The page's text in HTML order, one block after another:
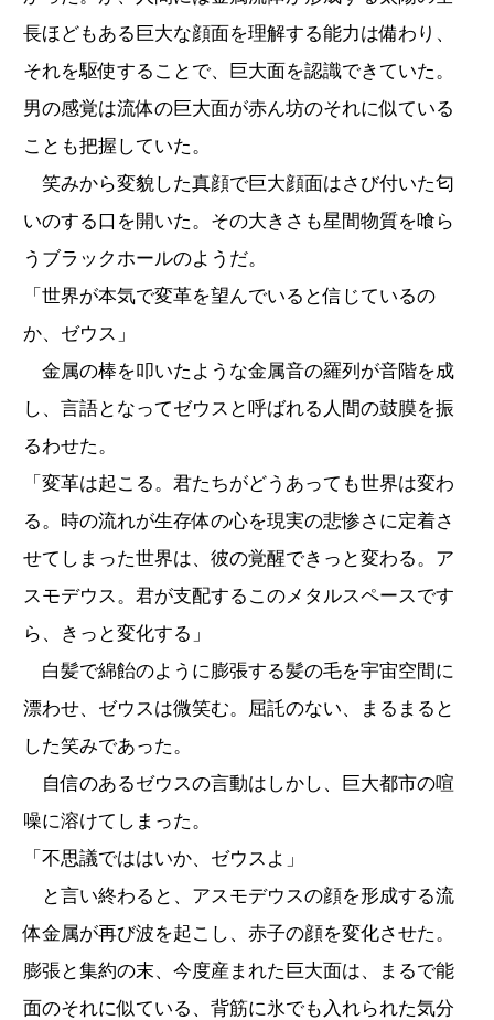
長ほどもある巨大な顔面を理解する能力は備わり、
それを駆使することで、巨大面を認識できていた。
男の感覚は流体の巨大面が赤ん坊のそれに似ている
ことも把握していた。
笑みから変貌した真顔で巨大顔面はさび付いた匂
いのする口を開いた。その大きさも星間物質を喰ら
うブラックホールのようだ。
「世界が本気で変革を望んでいると信じているの
か、ゼウス」
金属の棒を叩いたような金属音の羅列が音階を成
し、言語となってゼウスと呼ばれる人間の鼓膜を振
るわせた。
「変革は起こる。君たちがどうあっても世界は変わ
る。時の流れが生存体の心を現実の悲惨さに定着さ
せてしまった世界は、彼の覚醒できっと変わる。ア
スモデウス。君が支配するこのメタルスペースです
ら、きっと変化する」
白髪で綿飴のように膨張する髪の毛を宇宙空間に
漂わせ、ゼウスは微笑む。屈託のない、まるまると
した笑みであった。
自信のあるゼウスの言動はしかし、巨大都市の喧
噪に溶けてしまった。
「不思議でははいか、ゼウスよ」
と言い終わると、アスモデウスの顔を形成する流
体金属が再び波を起こし、赤子の顔を変化させた。
膨張と集約の末、今度産まれた巨大面は、まるで能
面のそれに似ている、背筋に氷でも入れられた気分